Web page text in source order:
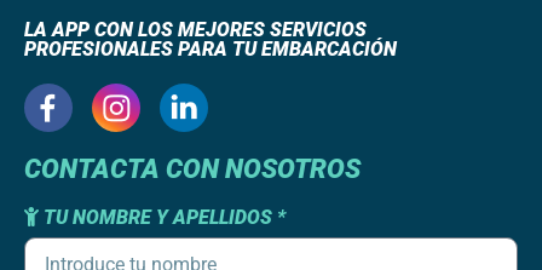
LA APP CON LOS MEJORES SERVICIOS
PROFESIONALES PARA TU EMBARCACIÓN
CONTACTA CON NOSOTROS
TU NOMBRE Y APELLIDOS *